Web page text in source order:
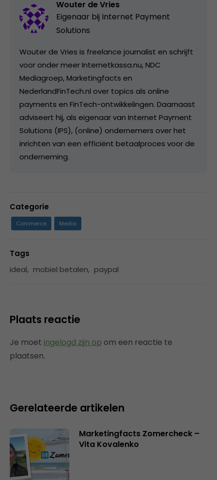
Wouter de Vries
Eigenaar bij Internet Payment
Solutions
Wouter de Vries is freelance journalist en schrijft
voor onder meer Internetkassa.nu, NDC
Mediagroep, Marketingfacts en
NederlandFinTech.nl over topics als online
payments en FinTech-ontwikkelingen. Daarnaast
adviseert hij, als eigenaar van Internet Payment
Solutions (IPS), (online) ondernemers over het
inrichten van een efficiënt betaalproces voor de
onderneming.
Categorie
Commerce Media
Tags
ideal, mobiel betalen, paypal
Plaats reactie
Je moet ingelogd zijn op om een reactie te
plaatsen.
Gerelateerde artikelen
Marketingfacts Zomercheck –
Vita Kovalenko